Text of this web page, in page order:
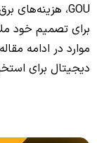
GOU، هزینه‌های برق، روند
برای تصمیم خود
موارد در ادامه
دیجیتال برای